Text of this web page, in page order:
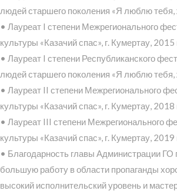
людей старшего поколения «Я люблю тебя,
• Лауреат I степени Межрегионального
культуры «Казачий спас», г. Кумертау, 2015
• Лауреат I степени Республиканского
людей старшего поколения «Я люблю тебя,
• Лауреат II степени Межрегионального
культуры «Казачий спас», г. Кумертау, 2018
• Лауреат III степени Межрегионального
культуры «Казачий спас», г. Кумертау, 2019
• Благодарность главы Администрации ГО
большую работу в области пропаганды
высокий исполнительский уровень и